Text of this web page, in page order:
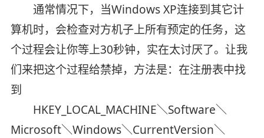
通常情况下，当Windows XP连接到其它计
算机时，会检查对方机子上所有预定的任务，这
个过程会让你等上30秒钟，实在太讨厌了。让我
们来把这个过程给禁掉，方法是：在注册表中找
到
HKEY_LOCAL_MACHINE＼Software＼
Microsoft＼Windows＼CurrentVersion＼